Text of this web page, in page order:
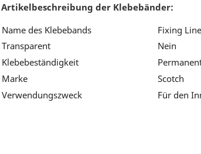
Artikelbeschreibung der Klebebänder:
Name des Klebebands
Fixing
Transparent
Nein
Klebebeständigkeit
Marke
Scotch
Verwendungszweck
Für den